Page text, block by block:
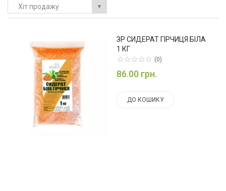
Хіт продажу ▼
ЗР СИДЕРАТ ГІРЧИЦЯ БІЛА
1 КГ
(0)
86.00 грн.
ДО КОШИКУ